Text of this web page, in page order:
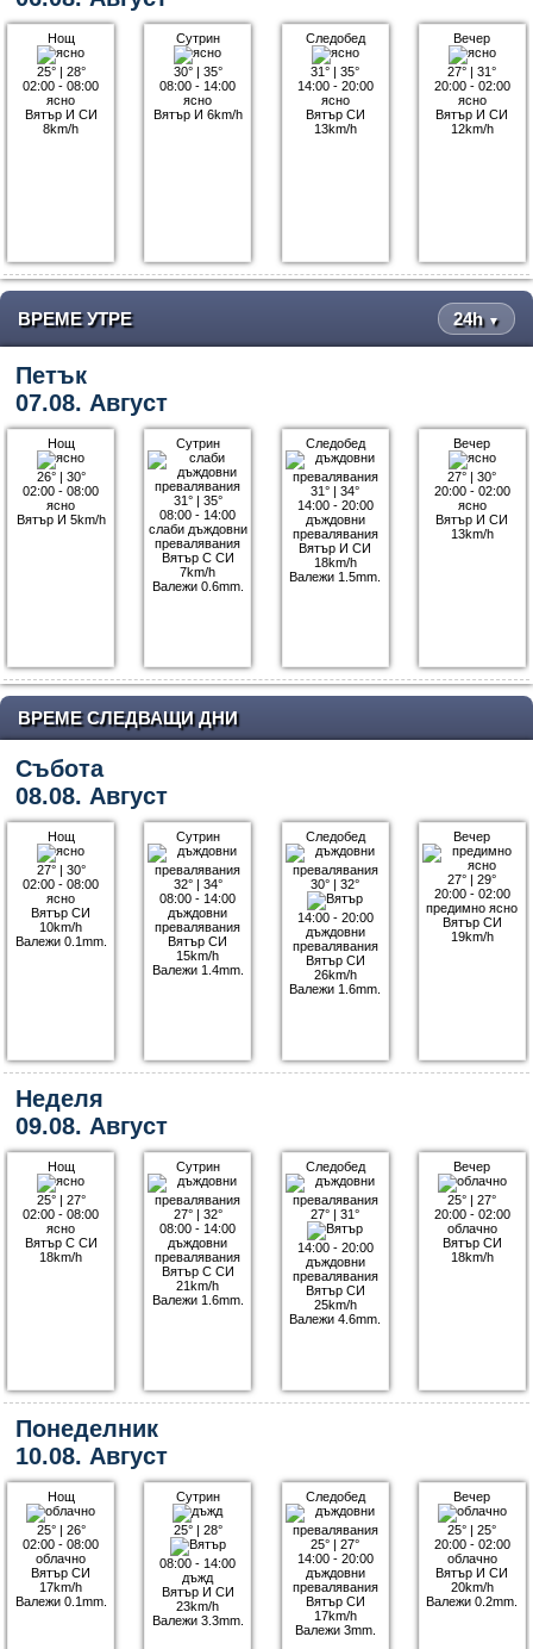
Нощ
25°| 28°
02:00 - 08:00
ясно
Вятър И СИ
8km/h
Сутрин
30°| 35°
08:00 - 14:00
ясно
Вятър И 6km/h
Следобед
31° |35°
14:00 - 20:00
ясно
Вятър СИ
13km/h
Вечер
27° |31°
20:00 - 02:00
ясно
Вятър И СИ
12km/h
ВРЕМЕ УТРЕ 24h ▼
Петък
07.08. Август
Нощ
26°| 30°
02:00 - 08:00
ясно
Вятър И 5km/h
Сутрин
31°| 35°
08:00 - 14:00
слаби дъждовни
превалявания
Вятър С СИ
7km/h
Валежи 0.6mm.
Следобед
31° |34°
14:00 - 20:00
дъждовни
превалявания
Вятър И СИ
18km/h
Валежи 1.5mm.
Вечер
27° |30°
20:00 - 02:00
ясно
Вятър И СИ
13km/h
ВРЕМЕ СЛЕДВАЩИ ДНИ
Събота
08.08. Август
Нощ
27°| 30°
02:00 - 08:00
ясно
Вятър СИ
10km/h
Валежи 0.1mm.
Сутрин
32°| 34°
08:00 - 14:00
дъждовни
превалявания
Вятър СИ
15km/h
Валежи 1.4mm.
Следобед
30° |32°
14:00 - 20:00
дъждовни
превалявания
Вятър СИ
26km/h
Валежи 1.6mm.
Вечер
27° |29°
20:00 - 02:00
предимно ясно
Вятър СИ
19km/h
Неделя
09.08. Август
Нощ
25°| 27°
02:00 - 08:00
ясно
Вятър С СИ
18km/h
Сутрин
27°| 32°
08:00 - 14:00
дъждовни
превалявания
Вятър С СИ
21km/h
Валежи 1.6mm.
Следобед
27° |31°
14:00 - 20:00
дъждовни
превалявания
Вятър СИ
25km/h
Валежи 4.6mm.
Вечер
25° |27°
20:00 - 02:00
облачно
Вятър СИ
18km/h
Понеделник
10.08. Август
Нощ
25°| 26°
02:00 - 08:00
облачно
Вятър СИ
17km/h
Валежи 0.1mm.
Сутрин
25°| 28°
08:00 - 14:00
дъжд
Вятър И СИ
23km/h
Валежи 3.3mm.
Следобед
25° |27°
14:00 - 20:00
дъждовни
превалявания
Вятър СИ
17km/h
Валежи 3mm.
Вечер
25° |25°
20:00 - 02:00
облачно
Вятър И СИ
20km/h
Валежи 0.2mm.